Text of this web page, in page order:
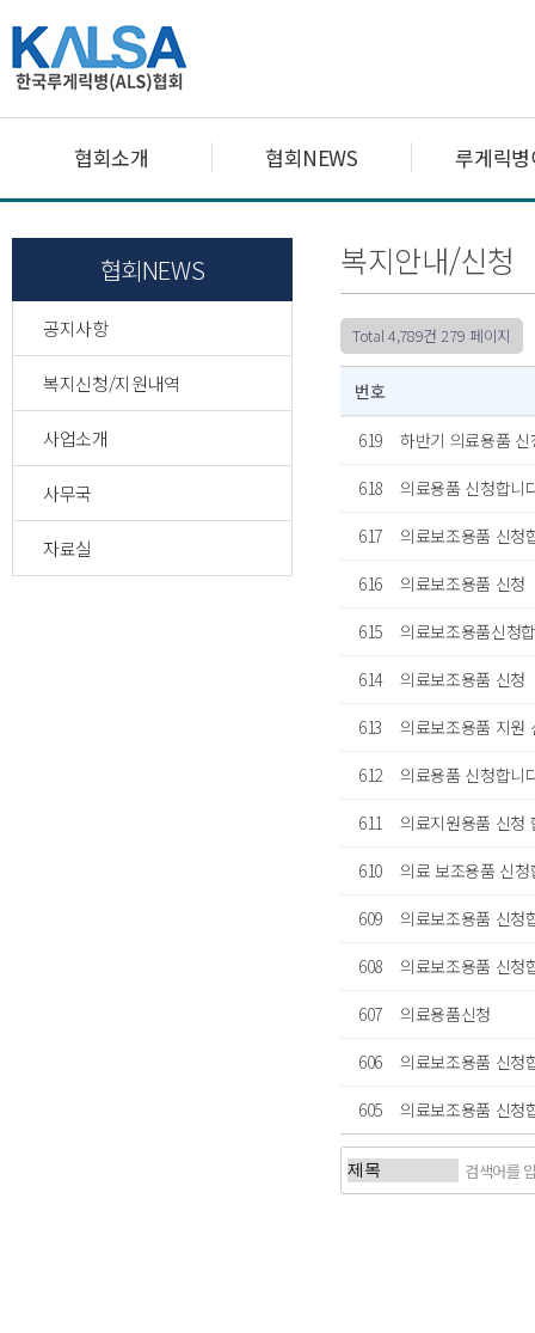
협회소개 협회NEWS 루게릭
협회NEWS
공지사항
복지신청/지원내역
사업소개
사무국
자료실
복지안내/신청
Total 4,789건 279 페이지
번호
619
하반기 의료용품 신
618
의료용품 신청합니
617
의료보조용품 신청
616
의료보조용품 신청
615
의료보조용품신청
614
의료보조용품 신청
613
의료보조용품 지원
612
의료용품 신청합니
611
의료지원용품 신청
610
의료 보조용품 신청
609
의료보조용품 신청
608
의료보조용품 신청
607
의료용품신청
606
의료보조용품 신청
605
의료보조용품 신청